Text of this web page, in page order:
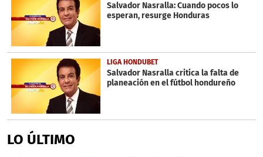
Salvador Nasralla: Cuando pocos lo
esperan, resurge Honduras
LIGA HONDUBET
Salvador Nasralla critica la falta de
planeación en el fútbol hondureño
LO ÚLTIMO